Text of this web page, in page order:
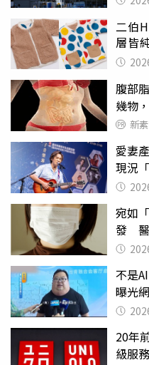
二伯
層皆
腹部
幾物
新
愛妻
現況
宛如
發 醫
不是
曝光
20年
級服